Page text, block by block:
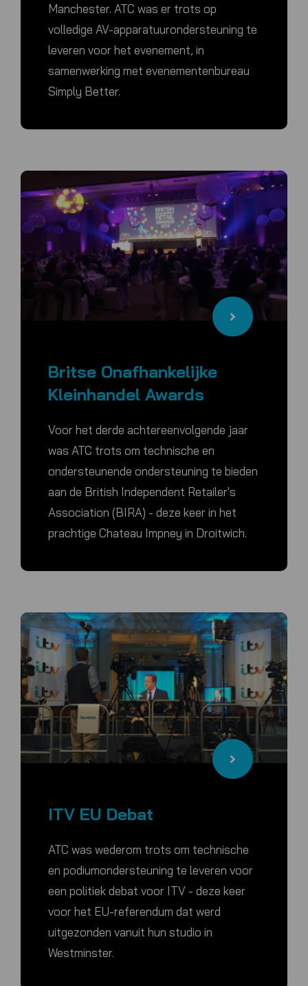
Manchester. ATC was er trots op
volledige AV-apparatuurondersteuning te
leveren voor het evenement, in
samenwerking met evenementenbureau
Simply Better.
Britse Onafhankelijke
Kleinhandel Awards
Voor het derde achtereenvolgende jaar
was ATC trots om technische en
ondersteunende ondersteuning te bieden
aan de British Independent Retailer's
Association (BIRA) - deze keer in het
prachtige Chateau Impney in Droitwich.
ITV EU Debat
ATC was wederom trots om technische
en podiumondersteuning te leveren voor
een politiek debat voor ITV - deze keer
voor het EU-referendum dat werd
uitgezonden vanuit hun studio in
Westminster.